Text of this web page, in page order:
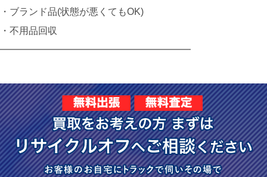
・ブランド品(状態が悪くてもOK)
・不用品回収
━━━━━━━━━━━━━━━━━━━━